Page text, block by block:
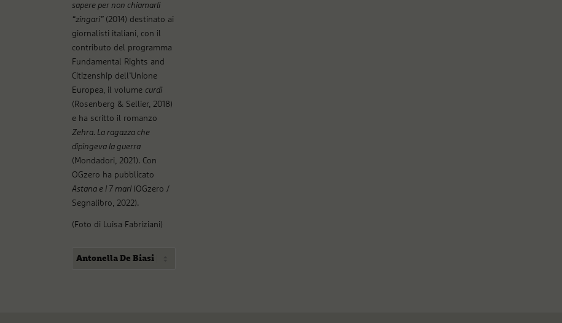
sapere per non chiamarli
“zingari”(2014) destinato ai
giornalisti italiani, con il
contributo del programma
Fundamental Rights and
Citizenship dell’Unione
Europea, il volume curdi
(Rosenberg & Sellier, 2018)
e ha scritto il romanzo
Zehra. La ragazza che
dipingeva la guerra
(Mondadori, 2021). Con
OGzero ha pubblicato
Astana e i 7 mari (OGzero /
Segnalibro, 2022).
(Foto di Luisa Fabriziani)